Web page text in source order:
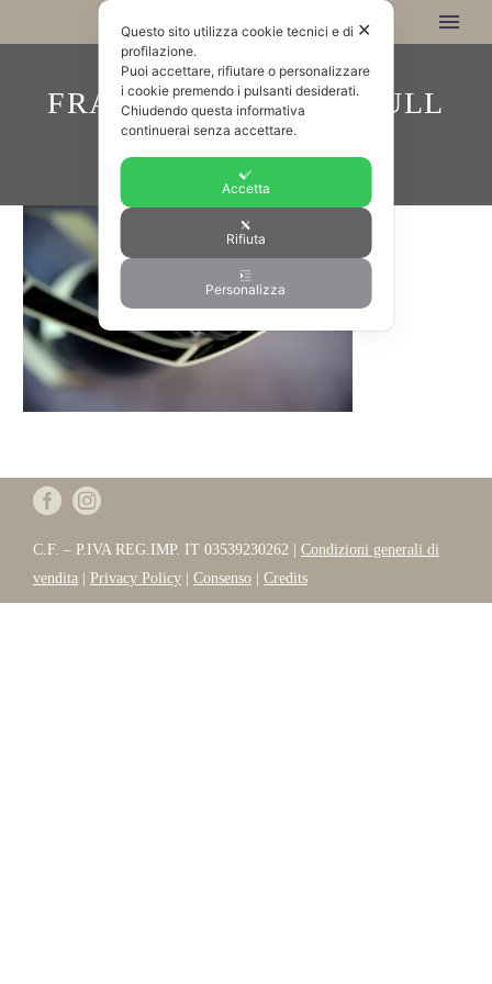
FRASSINELLI_VINI_FULL
C.F. – P.IVA REG.IMP. IT 03539230262 | Condizioni generali di
vendita
Privacy Policy Consenso Credits
✕
Questo sito utilizza cookie tecnici e di
profilazione.
Puoi accettare, rifiutare o personalizzare
i cookie premendo i pulsanti desiderati.
Chiudendo questa informativa
continuerai senza accettare.
Accetta
Rifiuta
Personalizza